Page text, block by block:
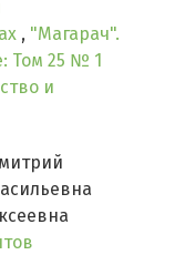
, "Магарач".
Том 25 № 1
и